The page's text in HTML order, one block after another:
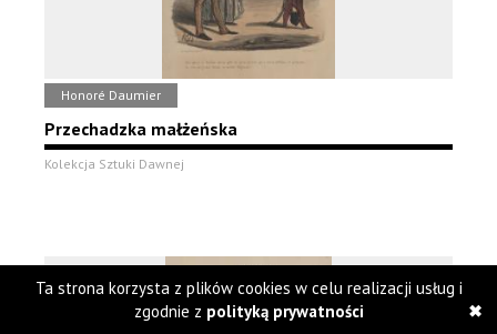
Honoré Daumier
Przechadzka małżeńska
Kolekcja Sztuki Dawnej
Ta strona korzysta z plików cookies w celu realizacji usług i
zgodnie z polityką prywatności